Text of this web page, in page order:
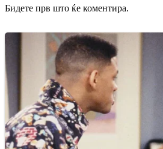
Бидете прв што ќе коментира.